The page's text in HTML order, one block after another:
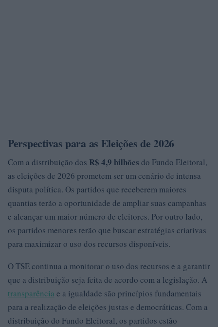
Perspectivas para as Eleições de 2026
Com a distribuição dos R$ 4,9 bilhões do Fundo Eleitoral,
as eleições de 2026 prometem ser um cenário de intensa
disputa política. Os partidos que receberem maiores
quantias terão a oportunidade de ampliar suas campanhas
e alcançar um maior número de eleitores. Por outro lado,
os partidos menores terão que buscar estratégias criativas
para maximizar o uso dos recursos disponíveis.
O TSE continua a monitorar o uso dos recursos e a garantir
que a distribuição seja feita de acordo com a legislação. A
transparência e a igualdade são princípios fundamentais
para a realização de eleições justas e democráticas. Com a
distribuição do Fundo Eleitoral, os partidos estão